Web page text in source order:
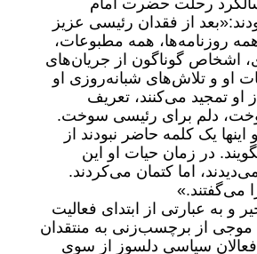
رحلت حضرت امام
از فقدان رئیسی عزیز
روزنامه‌ها، همه‌ مطبوعات،
اشخاص گوناگون از جریان‌های
او و تلاش‌های شبانه‌روزی او
او تمجید می‌کنند، تعریف
دلم برای رئیسی سوخت.
یک کلمه حاضر نبودند از
در زمان حیات او این
اما کتمان می‌کردند.
می‌گفتند.»
و به عبارتی از ابتدای فعالیت
موجی از برچسب‌زنی به منتقدان
سیاسی دلسوز از سوی